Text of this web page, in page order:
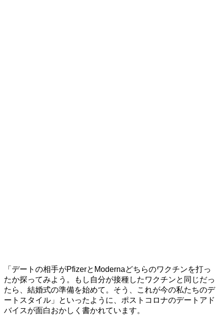
「デートの相手がPfizerとModernaどちらのワクチンを打っ
たか探ってみよう。もし自分が接種したワクチンと同じだっ
たら、結婚式の準備を始めて。そう、これが今の私たちのデ
ートスタイル」といったように、ポストコロナのデートアド
バイスが面白おかしく書かれています。